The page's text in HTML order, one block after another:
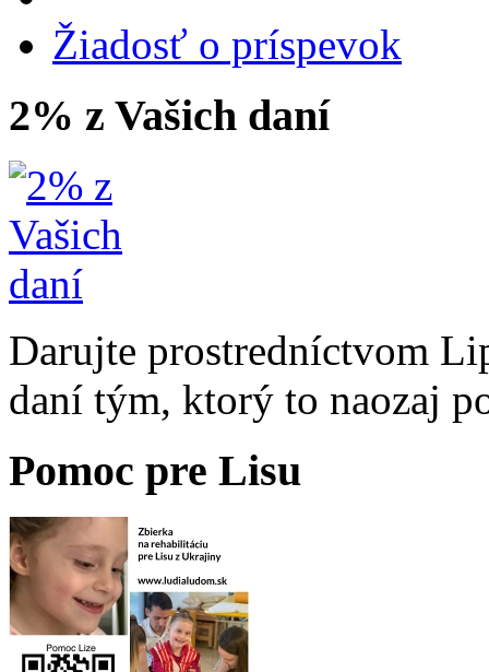
Žiadosť o príspevok
2% z Vašich daní
Darujte prostredníctvom
daní tým, ktorý to naozaj
Pomoc pre Lisu